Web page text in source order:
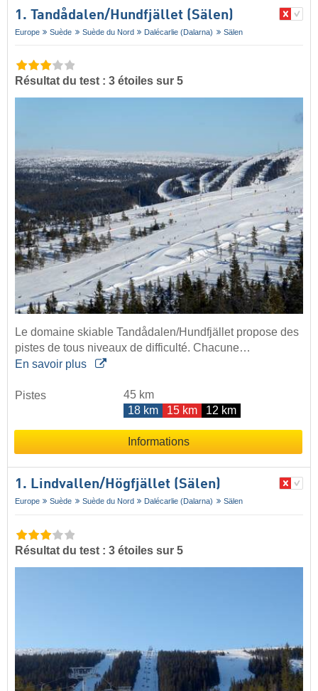
1. Tandådalen/​Hundfjället (Sälen)
Europe Suède Suède du Nord Dalécarlie (Dalarna) Sälen
Résultat du test : 3 étoiles sur 5
Le domaine skiable Tandådalen/Hundfjället propose des
pistes de tous niveaux de difficulté. Chacune…
En savoir plus
Pistes
45 km
18 km
15 km 12 km
Informations
1. Lindvallen/​Högfjället (Sälen)
Europe Suède Suède du Nord Dalécarlie (Dalarna) Sälen
Résultat du test : 3 étoiles sur 5